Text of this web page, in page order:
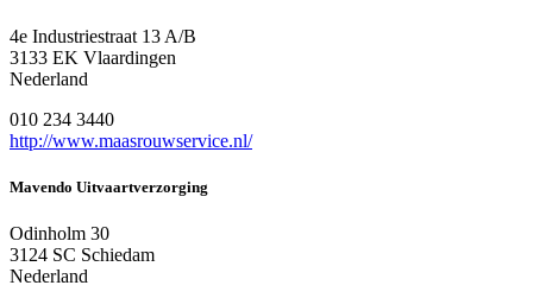
4e Industriestraat 13 A/B
3133 EK Vlaardingen
Nederland
010 234 3440
http://www.maasrouwservice.nl/
Mavendo Uitvaartverzorging
Odinholm 30
3124 SC Schiedam
Nederland